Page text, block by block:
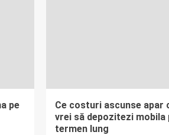
pe
Ce costuri ascunse apar
vrei să depozitezi mobila
termen lung